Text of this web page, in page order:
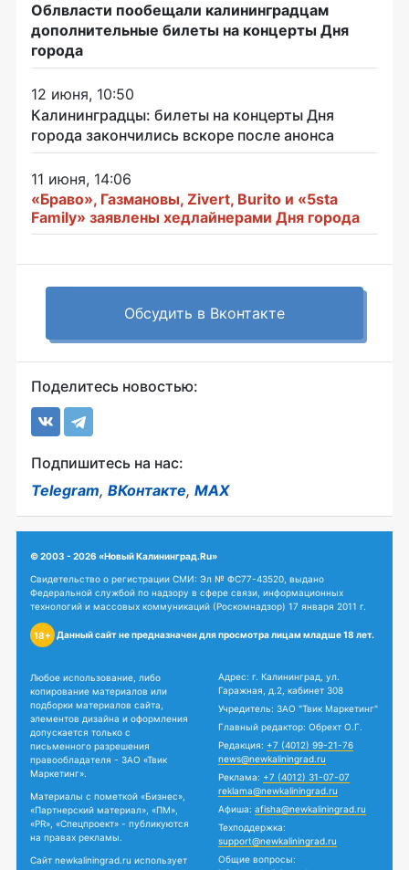
Облвласти пообещали калининградцам
дополнительные билеты на концерты Дня
города
12 июня, 10:50
Калининградцы: билеты на концерты Дня
города закончились вскоре после анонса
11 июня, 14:06
«Браво», Газмановы, Zivert, Burito и «5sta
Family» заявлены хедлайнерами Дня города
Обсудить в Вконтакте
Поделитесь новостью:
Подпишитесь на нас:
Telegram, ВКонтакте, MAX
© 2003 - 2026 «Новый Калининград.Ru»
Свидетельство о регистрации СМИ: Эл № ФС77-43520, выдано
Федеральной службой по надзору в сфере связи, информационных
технологий и массовых коммуникаций (Роскомнадзор) 17 января 2011 г.
18+ Данный сайт не предназначен для просмотра лицам младше 18 лет.
Любое использование, либо
копирование материалов или
подборки материалов сайта,
элементов дизайна и оформления
допускается только с
письменного разрешения
правообладателя - ЗАО «Твик
Маркетинг».
Материалы с пометкой «Бизнес»,
«Партнерский материал», «ПМ»,
«PR», «Спецпроект» - публикуются
на правах рекламы.
Сайт newkaliningrad.ru использует
Адрес: г. Калининград, ул.
Гаражная, д.2, кабинет 308
Учредитель: ЗАО "Твик Маркетинг"
Главный редактор: Обрехт О.Г.
Редакция: +7 (4012) 99-21-76
news@newkaliningrad.ru
Реклама: +7 (4012) 31-07-07
reklama@newkaliningrad.ru
Афиша: afisha@newkaliningrad.ru
Техподдержка:
support@newkaliningrad.ru
Общие вопросы: